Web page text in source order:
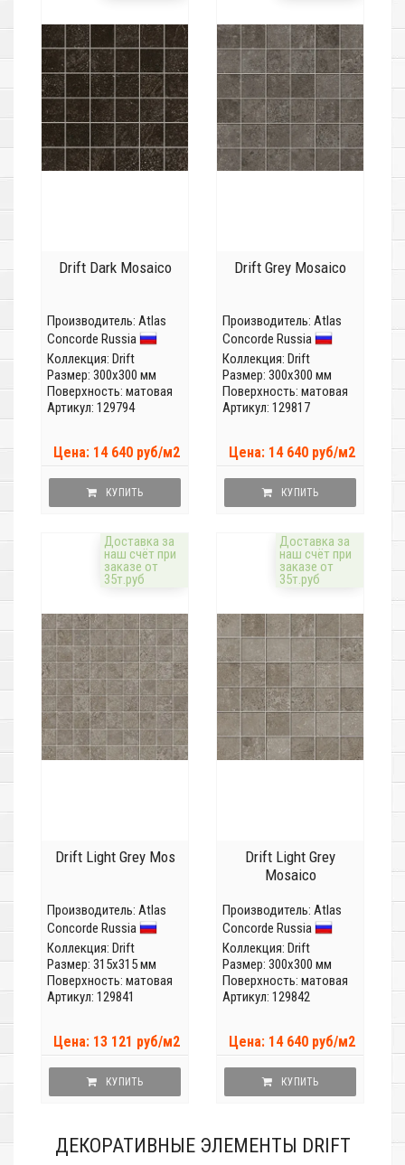
Drift Dark Mosaico
Производитель: Atlas
Concorde Russia
Коллекция: Drift
Размер: 300x300 мм
Поверхность: матовая
Артикул: 129794
Цена: 14 640 руб/м2
КУПИТЬ
Drift Grey Mosaico
Производитель: Atlas
Concorde Russia
Коллекция: Drift
Размер: 300x300 мм
Поверхность: матовая
Артикул: 129817
Цена: 14 640 руб/м2
КУПИТЬ
Доставка за
наш счёт при
заказе от
35т.руб
Drift Light Grey Mos
Производитель: Atlas
Concorde Russia
Коллекция: Drift
Размер: 315x315 мм
Поверхность: матовая
Артикул: 129841
Цена: 13 121 руб/м2
КУПИТЬ
Доставка за
наш счёт при
заказе от
35т.руб
Drift Light Grey
Mosaico
Производитель: Atlas
Concorde Russia
Коллекция: Drift
Размер: 300x300 мм
Поверхность: матовая
Артикул: 129842
Цена: 14 640 руб/м2
КУПИТЬ
ДЕКОРАТИВНЫЕ ЭЛЕМЕНТЫ DRIFT